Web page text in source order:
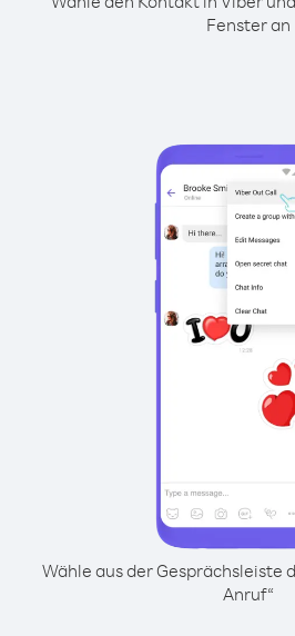
Fenster an
Wähle aus der Gesprächsleiste
Anruf“